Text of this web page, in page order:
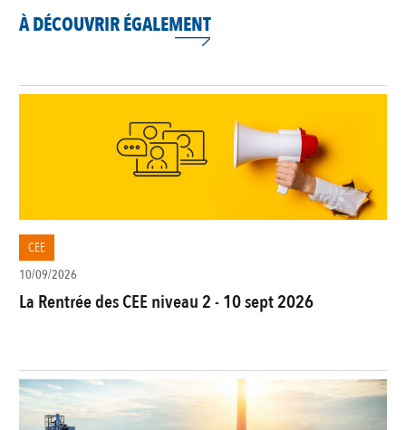
À DÉCOUVRIR ÉGALEMENT
CEE
10/09/2026
La Rentrée des CEE niveau 2 - 10 sept 2026